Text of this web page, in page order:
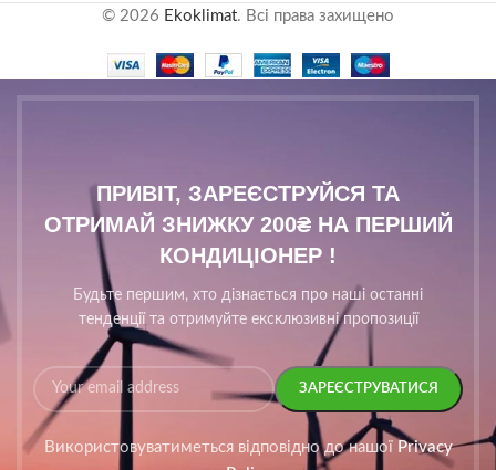
© 2026 Ekoklimat. Всі права захищено
ПРИВІТ, ЗАРЕЄСТРУЙСЯ ТА
ОТРИМАЙ ЗНИЖКУ 200₴ НА ПЕРШИЙ
КОНДИЦІОНЕР !
Будьте першим, хто дізнається про наші останні
тенденції та отримуйте ексклюзивні пропозиції
Використовуватиметься відповідно до нашої Privacy